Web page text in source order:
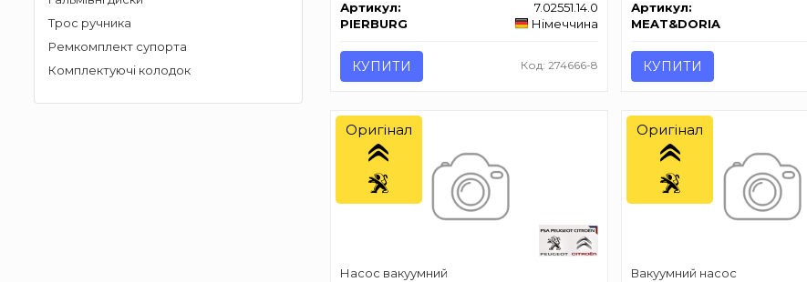
Трос ручника
Ремкомплект супорта
Комплектуючі колодок
Артикул:
7.02551.14.0
PIERBURG
Німеччина
КУПИТИ Код: 274666-8
Артикул:
MEAT&DORIA
КУПИТИ
Насос вакуумний
Оригінал
Вакуумний насос
Оригінал